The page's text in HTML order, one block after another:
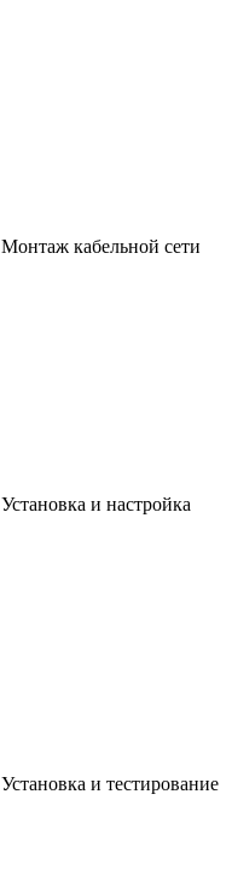
Монтаж кабельной сети
Установка и настройка
Установка и тестирование